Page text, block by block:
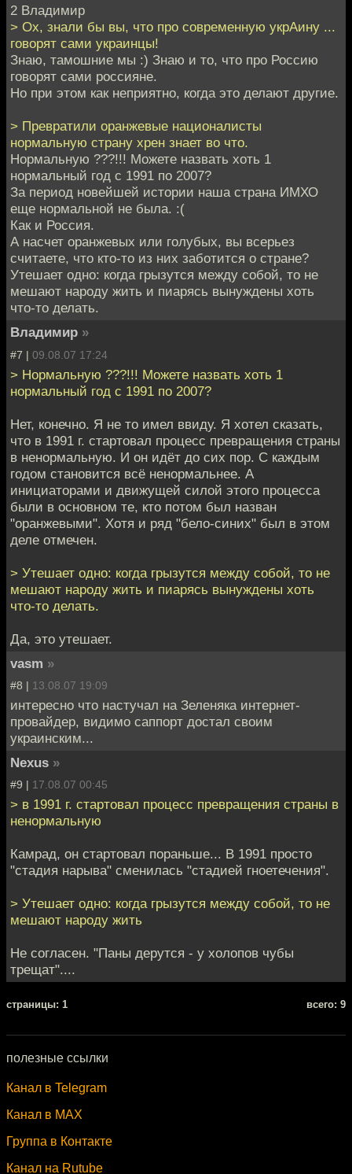
2 Владимир
> Ох, знали бы вы, что про современную укрАину ...
говорят сами украинцы!
Знаю, тамошние мы :) Знаю и то, что про Россию
говорят сами россияне.
Но при этом как неприятно, когда это делают другие.
> Превратили оранжевые националисты
нормальную страну хрен знает во что.
Нормальную ???!!! Можете назвать хоть 1
нормальный год с 1991 по 2007?
За период новейшей истории наша страна ИМХО
еще нормальной не была. :(
Как и Россия.
А насчет оранжевых или голубых, вы всерьез
считаете, что кто-то из них заботится о стране?
Утешает одно: когда грызутся между собой, то не
мешают народу жить и пиарясь вынуждены хоть
что-то делать.
Владимир »
#7 | 09.08.07 17:24
> Нормальную ???!!! Можете назвать хоть 1
нормальный год с 1991 по 2007?
Нет, конечно. Я не то имел ввиду. Я хотел сказать,
что в 1991 г. стартовал процесс превращения страны
в ненормальную. И он идёт до сих пор. С каждым
годом становится всё ненормальнее. А
инициаторами и движущей силой этого процесса
были в основном те, кто потом был назван
"оранжевыми". Хотя и ряд "бело-синих" был в этом
деле отмечен.
> Утешает одно: когда грызутся между собой, то не
мешают народу жить и пиарясь вынуждены хоть
что-то делать.
Да, это утешает.
vasm »
#8 | 13.08.07 19:09
интересно что настучал на Зеленяка интернет-
провайдер, видимо саппорт достал своим
украинским...
Nexus »
#9 | 17.08.07 00:45
> в 1991 г. стартовал процесс превращения страны в
ненормальную
Камрад, он стартовал пораньше... В 1991 просто
"стадия нарыва" сменилась "стадией гноетечения".
> Утешает одно: когда грызутся между собой, то не
мешают народу жить
Не согласен. "Паны дерутся - у холопов чубы
трещат"....
cтраницы: 1 всего: 9
полезные ссылки
Канал в Telegram
Канал в MAX
Группа в Контакте
Канал на Rutube